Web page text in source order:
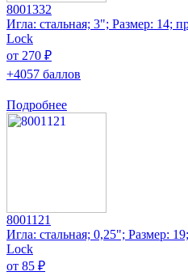
8001332
Игла: стальная; 3"; Размер: 14;
Lock
от 270 ₽
+4057 баллов
Подробнее
8001121
Игла: стальная; 0,25"; Размер:
Lock
от 85 ₽